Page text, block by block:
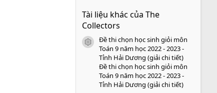
0
0
o
Tài liệu khác của The
Collectors
icon tài liệu
Đề thi chọn học sinh giỏi môn
Toán 9 năm học 2022 - 2023 -
Tỉnh Hải Dương (giải chi tiết)
Đề thi chọn học sinh giỏi môn
Toán 9 năm học 2022 - 2023 -
Tỉnh Hải Dương (giải chi tiết)